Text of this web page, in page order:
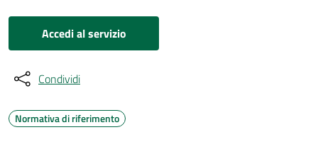
Accedi al servizio
Condividi
Normativa di riferimento